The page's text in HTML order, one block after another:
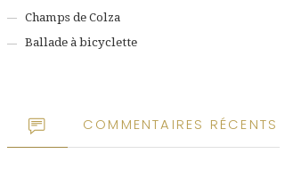
Champs de Colza
Ballade à bicyclette
COMMENTAIRES RÉCENTS